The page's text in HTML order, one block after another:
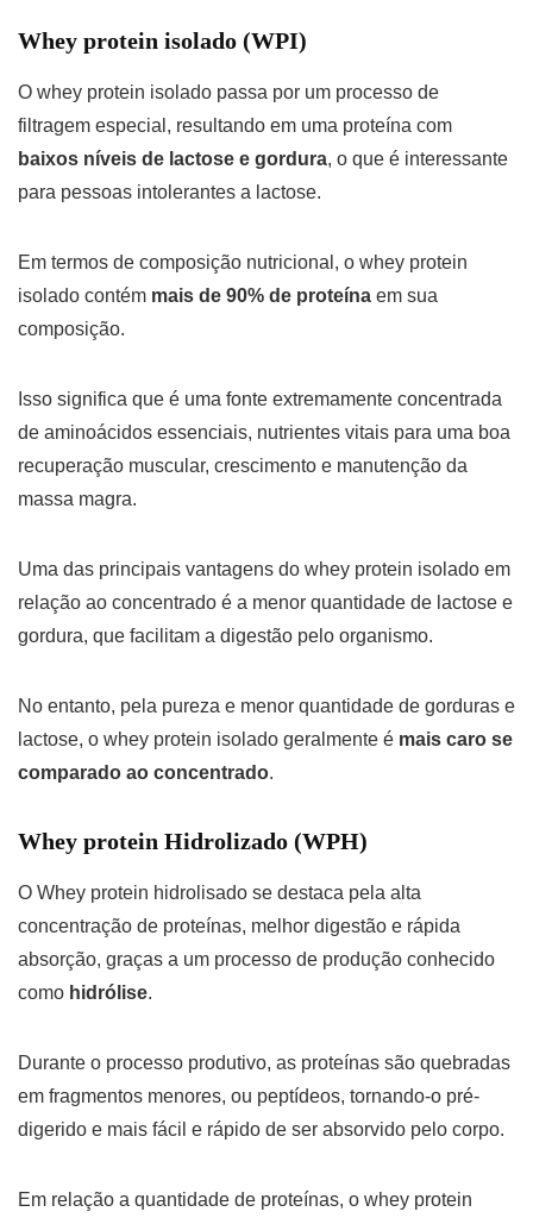
Whey protein isolado (WPI)
O whey protein isolado passa por um processo de
filtragem especial, resultando em uma proteína com
baixos níveis de lactose e gordura, o que é interessante
para pessoas intolerantes a lactose.
Em termos de composição nutricional, o whey protein
isolado contém mais de 90% de proteína em sua
composição.
Isso significa que é uma fonte extremamente concentrada
de aminoácidos essenciais, nutrientes vitais para uma boa
recuperação muscular, crescimento e manutenção da
massa magra.
Uma das principais vantagens do whey protein isolado em
relação ao concentrado é a menor quantidade de lactose e
gordura, que facilitam a digestão pelo organismo.
No entanto, pela pureza e menor quantidade de gorduras e
lactose, o whey protein isolado geralmente é mais caro se
comparado ao concentrado.
Whey protein Hidrolizado (WPH)
O Whey protein hidrolisado se destaca pela alta
concentração de proteínas, melhor digestão e rápida
absorção, graças a um processo de produção conhecido
como hidrólise.
Durante o processo produtivo, as proteínas são quebradas
em fragmentos menores, ou peptídeos, tornando-o pré-
digerido e mais fácil e rápido de ser absorvido pelo corpo.
Em relação a quantidade de proteínas, o whey protein